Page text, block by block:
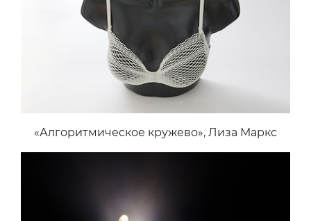
«Алгоритмическое кружево», Лиза Маркс